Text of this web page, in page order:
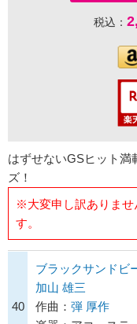
税込：
はずせないGSヒット満
ズ！
※大変申し訳ありませ
す。
40
ブラックサンドビ
加山 雄三
作曲： 弾 厚作